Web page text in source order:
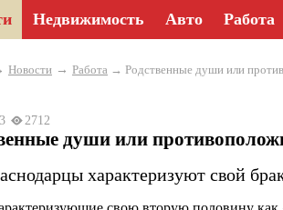
Недвижимость Авто Работа
Новости → Работа → Родственные души или
2712
души или
характеризуют свой